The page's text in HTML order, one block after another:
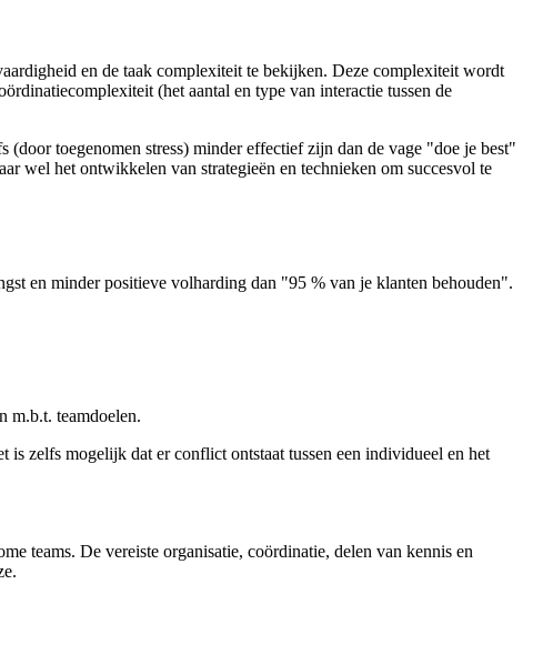
en de taak complexiteit te bekijken. Deze complexiteit wordt
(het aantal en type van interactie tussen de
toegenomen stress) minder effectief zijn dan de vage "doe je best"
wel het ontwikkelen van strategieën en technieken om succesvol te
en minder positieve volharding dan "95 % van je klanten behouden".
m.b.t. teamdoelen.
is zelfs mogelijk dat er conflict ontstaat tussen een individueel en het
teams. De vereiste organisatie, coördinatie, delen van kennis en